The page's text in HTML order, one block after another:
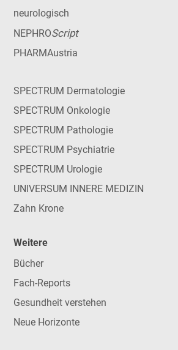
neurologisch
NEPHROScript
PHARMAustria
SPECTRUM Dermatologie
SPECTRUM Onkologie
SPECTRUM Pathologie
SPECTRUM Psychiatrie
SPECTRUM Urologie
UNIVERSUM INNERE MEDIZIN
Zahn Krone
Weitere
Bücher
Fach-Reports
Gesundheit verstehen
Neue Horizonte